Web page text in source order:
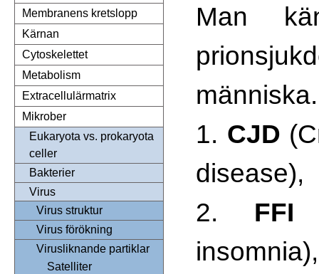
Membranens kretslopp
Kärnan
Cytoskelettet
Metabolism
Extracellulärmatrix
Mikrober
Eukaryota vs. prokaryota
celler
Bakterier
Virus
Virus struktur
Virus förökning
Virusliknande partiklar
Satelliter
Man
människa.
1. CJD
disease),
2. FFI
insomnia),